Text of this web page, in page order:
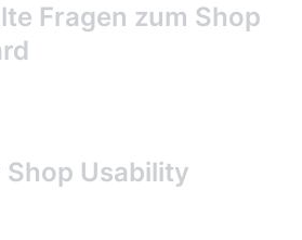
Fragen zum Shop
Shop Usability